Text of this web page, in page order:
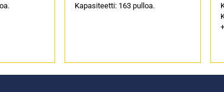
Kapasiteetti: 163 pulloa.